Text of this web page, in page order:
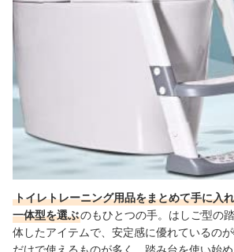
トイレトレーニング用品をまとめて手に入
一体型を選ぶのもひとつの手。はしご型の
体したアイテムで、安定感に優れているの
だけで使えるものが多く、踏み台を使い始